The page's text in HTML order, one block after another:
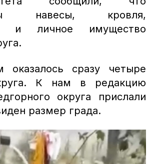
навесы, кровля,
и личное имущество
оказалось сразу четыре
К нам в редакцию
округа прислали
размер града.